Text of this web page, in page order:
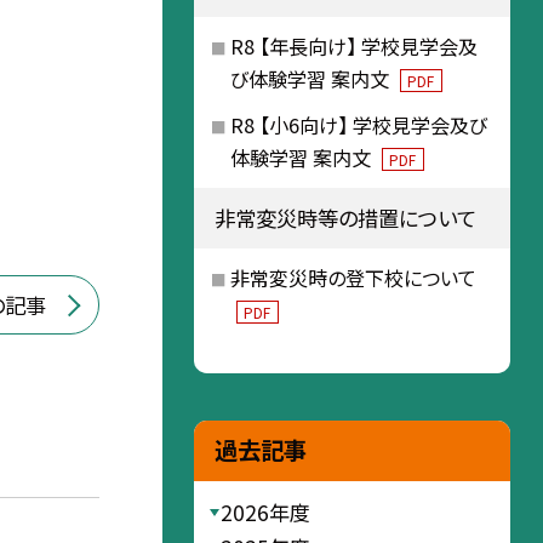
事
R8 【年長向け】 学校見学会及
び体験学習 案内文
PDF
R8 【小6向け】 学校見学会及び
体験学習 案内文
PDF
非常変災時等の措置について
非常変災時の登下校について
PDF
過去記事
2026年度